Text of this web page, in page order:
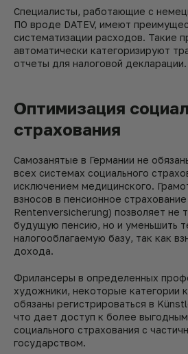
Специалисты, работающие с
ПО вроде DATEV, имеют
систематизации расходов. Такие
автоматически категоризируют
отчеты для налоговой декларации.
Оптимизация
страхования
Самозанятые в Германии не
всех системах социального
исключением медицинского.
взносов в пенсионное
Rentenversicherung) позволяет не
будущую пенсию, но и уменьшить
налогооблагаемую базу, так как
дохода.
Фрилансеры в определенных
художники, некоторые категории
обязаны регистрироваться в
что дает доступ к более
социального страхования с
государством.